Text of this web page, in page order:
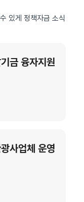
있게 정책자금 소식
금 융자지원
사업체 운영